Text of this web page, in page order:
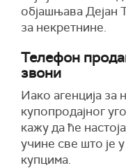
објашњава Дејан
за некретнине.
Телефон
звони
Иако агенција
купопродајног
кажу да ће
учине све што је
купцима.